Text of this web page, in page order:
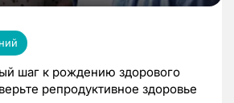
шаг к рождению здорового
репродуктивное здоровье